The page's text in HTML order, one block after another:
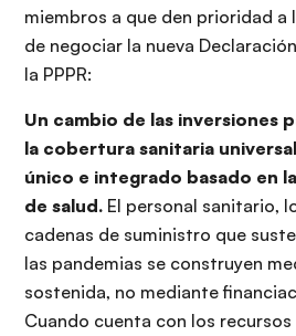
miembros a que den prioridad a
de negociar la nueva
la PPPR:
Un cambio de las inversiones
la cobertura sanitaria
único e integrado basado en
de salud. El personal sanitario,
cadenas de suministro que
las pandemias se construyen
sostenida, no mediante
Cuando cuenta con los